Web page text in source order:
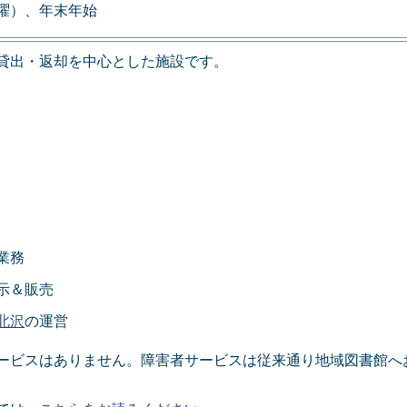
）、年末年始
・返却を中心とした施設です。
務
＆販売
沢の運営
ビスはありません。障害者サービスは従来通り地域図書館へ